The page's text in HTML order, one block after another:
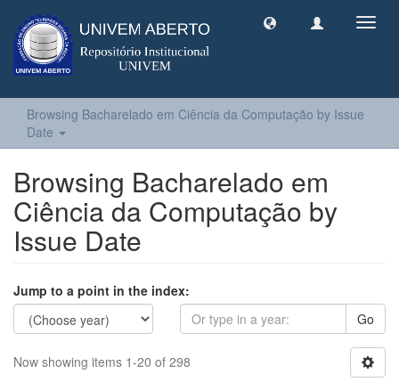
Browsing Bacharelado em Ciência da Computação by Issue
Date
Browsing Bacharelado em
Ciência da Computação by
Issue Date
Jump to a point in the index:
Go
Now showing items 1-20 of 298